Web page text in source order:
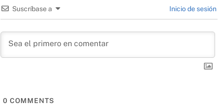
Suscríbase a Inicio de sesión
0 COMMENTS